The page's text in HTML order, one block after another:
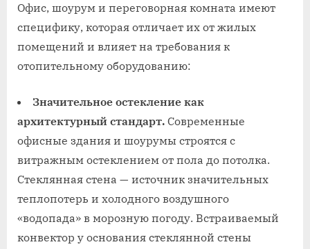
Офис, шоурум и переговорная комната имеют
специфику, которая отличает их от жилых
помещений и влияет на требования к
отопительному оборудованию:
Значительное остекление как
архитектурный стандарт. Современные
офисные здания и шоурумы строятся с
витражным остеклением от пола до потолка.
Стеклянная стена — источник значительных
теплопотерь и холодного воздушного
«водопада» в морозную погоду. Встраиваемый
конвектор у основания стеклянной стены